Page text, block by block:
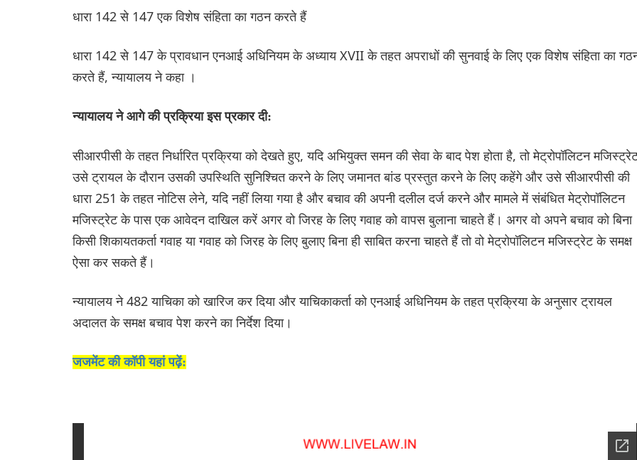
धारा 142 से 147 एक विशेष संहिता का गठन करते हैं
धारा 142 से 147 के प्रावधान एनआई अधिनियम के अध्याय XVII के तहत अपराधों की सुनवाई के लिए एक विशेष संहिता का
करते हैं, न्यायालय ने कहा ।
न्यायालय ने आगे की प्रक्रिया इस प्रकार दी:
सीआरपीसी के तहत निर्धारित प्रक्रिया को देखते हुए, यदि अभियुक्त समन की सेवा के बाद पेश होता है, तो मेट्रोपॉलिटन
उसे ट्रायल के दौरान उसकी उपस्थिति सुनिश्चित करने के लिए जमानत बांड प्रस्तुत करने के लिए कहेंगे और उसे सीआरपीसी की
धारा 251 के तहत नोटिस लेने, यदि नहीं लिया गया है और बचाव की अपनी दलील दर्ज करने और मामले में संबंधित मेट्रोपॉलिटन
मजिस्ट्रेट के पास एक आवेदन दाखिल करें अगर वो जिरह के लिए गवाह को वापस बुलाना चाहते हैं। अगर वो अपने बचाव को बिना
किसी शिकायतकर्ता गवाह या गवाह को जिरह के लिए बुलाए बिना ही साबित करना चाहते हैं तो वो मेट्रोपॉलिटन मजिस्ट्रेट के समक्ष
ऐसा कर सकते हैं।
न्यायालय ने 482 याचिका को खारिज कर दिया और याचिकाकर्ता को एनआई अधिनियम के तहत प्रक्रिया के अनुसार ट्रायल
अदालत के समक्ष बचाव पेश करने का निर्देश दिया।
जजमेंट की कॉपी यहां पढ़ें: